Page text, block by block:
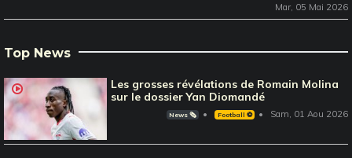
Mar, 05 Mai 2026
Top News
Les grosses révélations de Romain Molina
sur le dossier Yan Diomandé
News 🗞️ Football ⚽️ Sam, 01 Aou 2026